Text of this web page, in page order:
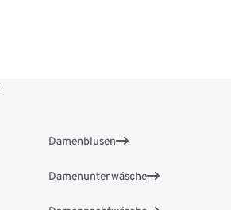
Damenblusen
Damenunterwäsche